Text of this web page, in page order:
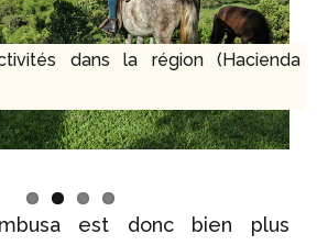
dans la région (Hacienda
est donc bien plus